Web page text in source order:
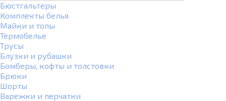
Бюстгальтеры
Комплекты белья
Майки и топы
Термобелье
Трусы
Блузки и рубашки
Бомберы, кофты и толстовки
Брюки
Шорты
Варежки и перчатки